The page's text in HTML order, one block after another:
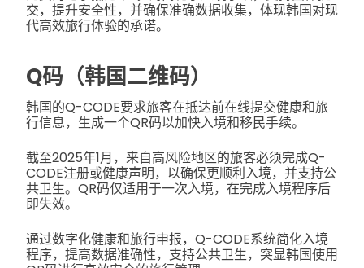
交，提升安全性，并确保准确数据收集，体现韩国对现
代高效旅行体验的承诺。
Q码（韩国二维码）
韩国的Q-CODE要求旅客在抵达前在线提交健康和旅
行信息，生成一个QR码以加快入境和移民手续。
截至2025年1月，来自高风险地区的旅客必须完成Q-
CODE注册或健康声明，以确保更顺利入境，并支持公
共卫生。QR码仅适用于一次入境，在完成入境程序后
即失效。
通过数字化健康和旅行申报，Q-CODE系统简化入境
程序，提高数据准确性，支持公共卫生，突显韩国使用